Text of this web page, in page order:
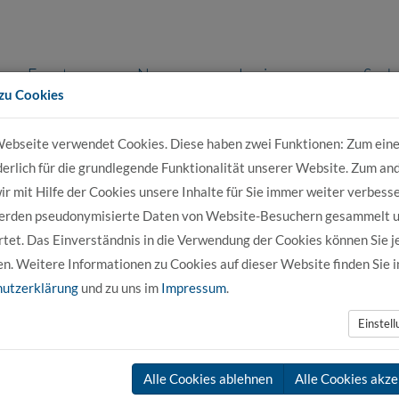
Events News Login
Bewerber Für Studierende Für
Bauingenieurwesen DUAL Auf einen Blick - Bauingenieurwesen
DUAL
wurde bis 31. August verlängert. Wir empfehlen
Bewerbung, da nur noch wenige Restplätze zu vergeben sind.
Cookies
verwendet Cookies. Diese haben zwei Funktionen: Zum
für die grundlegende Funktionalität unserer Website. Zum
mit Hilfe der Cookies unsere Inhalte für Sie immer weiter
pseudonymisierte Daten von Website-Besuchern gesammelt
Das Einverständnis in die Verwendung der Cookies können Sie
Weitere Informationen zu Cookies auf dieser Website finden Sie
und zu uns im Impressum.
Alle Cookies ablehnen Alle Cookies